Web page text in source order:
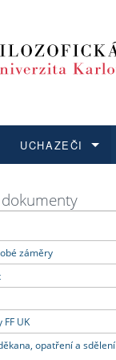
UCHAZEČI
záměry
UK
opatření a sdělení